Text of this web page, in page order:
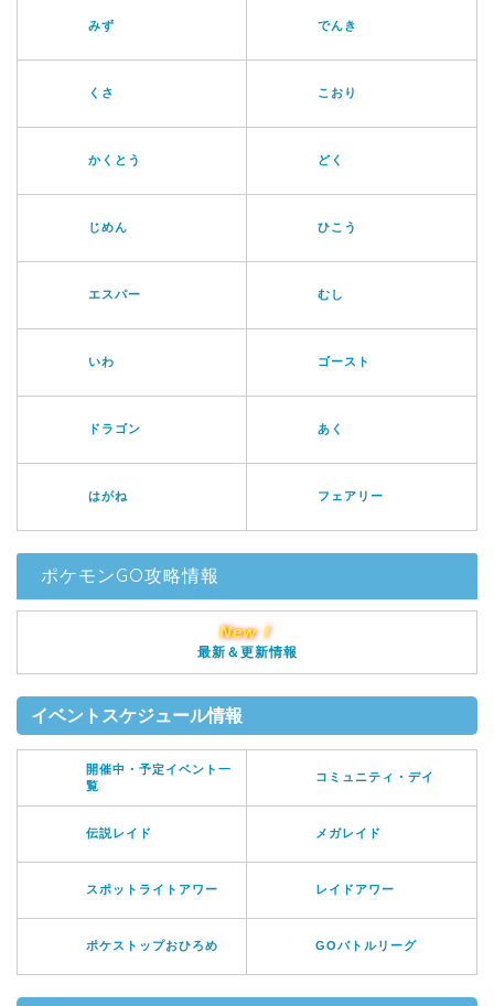
みず でんき
くさ こおり
かくとう どく
じめん ひこう
エスパー むし
いわ ゴースト
ドラゴン あく
はがね フェアリー
ポケモンGO攻略情報
New！
最新＆更新情報
イベントスケジュール情報
開催中・予定イベント一
覧
コミュニティ・デイ
伝説レイド メガレイド
スポットライトアワー レイドアワー
ポケストップおひろめ GOバトルリーグ